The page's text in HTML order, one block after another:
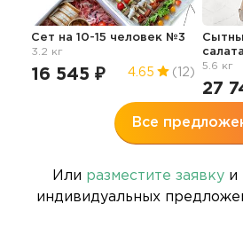
Сет на 10-15 человек №3
3.2 кг
16 545 ₽ 4.65 (12)
5.6 кг
27
Все
Или разместите заявкуи
индивидуальных